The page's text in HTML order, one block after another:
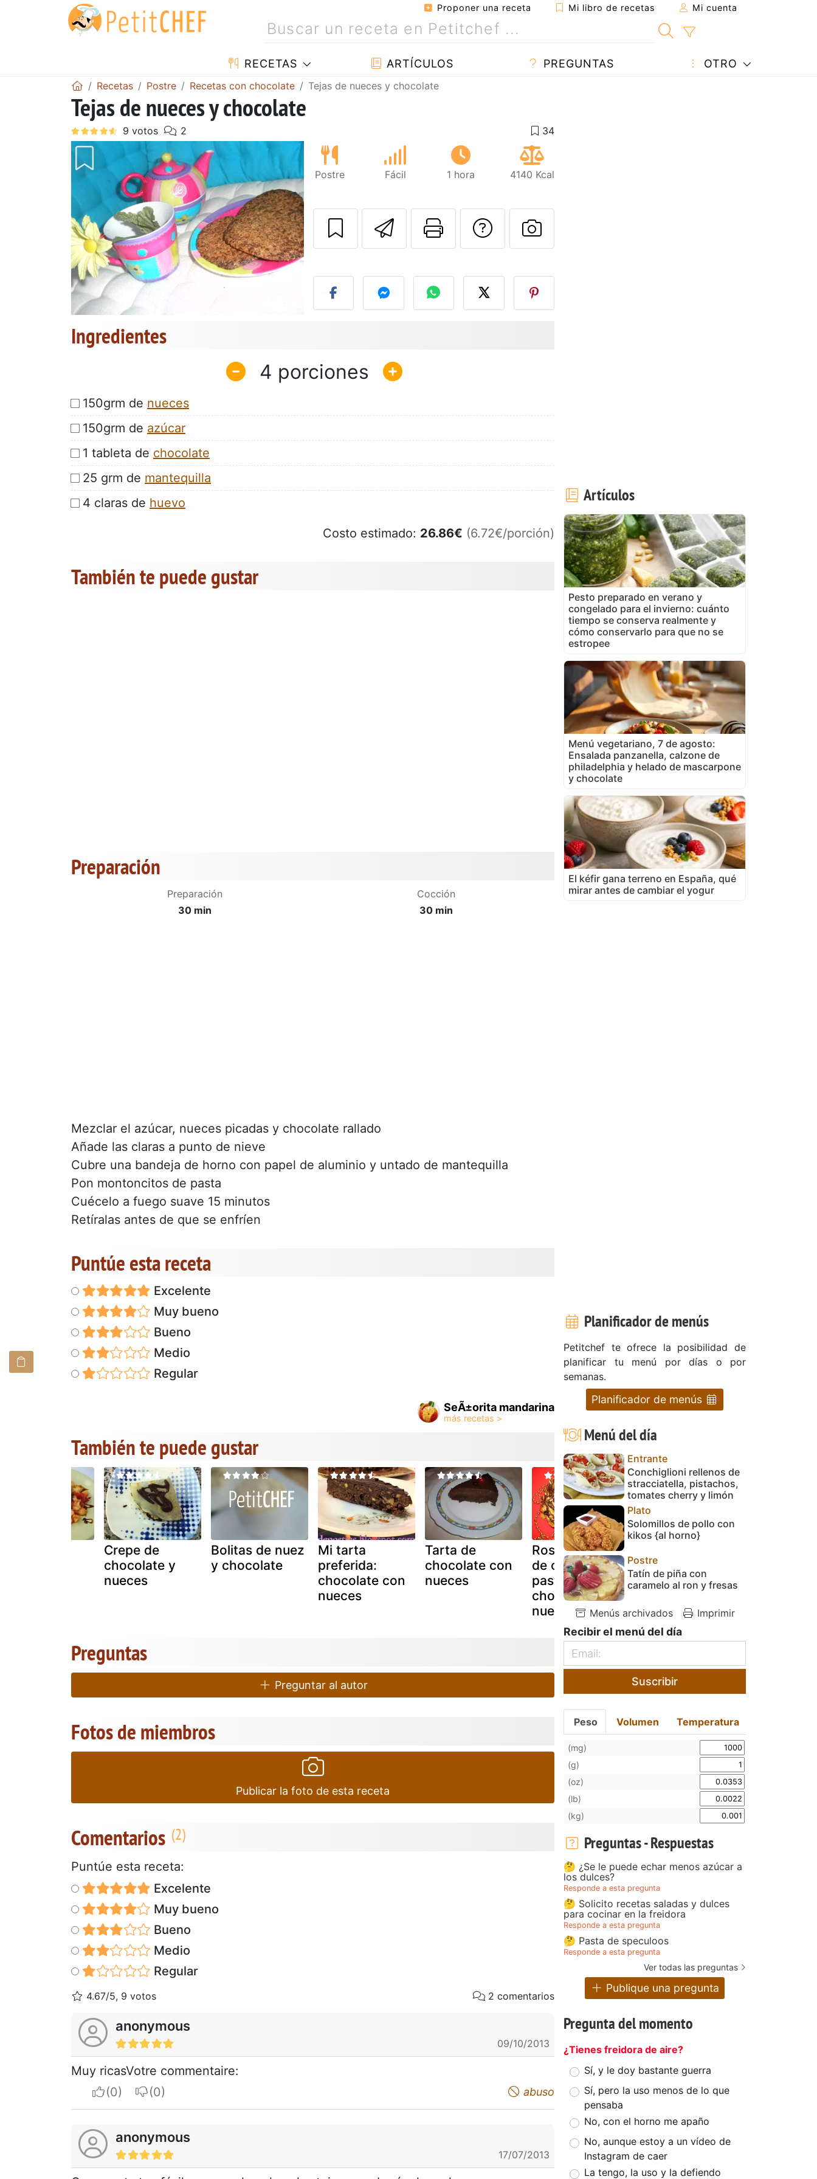
Proponer una receta Mi libro de recetas Mi cuenta
RECETAS ARTÍCULOS PREGUNTAS OTRO
Recetas Postre Recetas con chocolate Tejas de nueces y chocolate
Tejas de nueces y chocolate
Postre Fácil 1 hora 4140 Kcal
Enviar esta receta a un amigo
Imprimir esta página
Preguntar al autor
Publicar la foto de esta receta
Ingredientes
4
150grm de nueces
150grm de azúcar
1 tableta de chocolate
25 grm de mantequilla
4 claras de huevo
Costo estimado: 26.86€ (6.72€/porción)
También te puede gustar
Preparación
Preparación
30 min
Cocción
30 min
Mezclar el azúcar, nueces picadas y chocolate rallado
Añade las claras a punto de nieve
Cubre una bandeja de horno con papel de aluminio y untado de mantequilla
Pon montoncitos de pasta
Cuécelo a fuego suave 15 minutos
Retíralas antes de que se enfríen
Puntúe esta receta
Excelente
Muy bueno
Bueno
Medio
Regular
SeÃ±orita mandarina
También te puede gustar
Crepe de
chocolate y
nueces
Bolitas de nuez
y chocolate
Mi tarta
preferida:
chocolate con
nueces
Tarta de
chocolate con
nueces
Roscón relleno
de crema
pastelera,
chocolate y
nueces
nueces y
chocolate
Preguntas
Preguntar al autor
Fotos de miembros
Publicar la foto de esta receta
Comentarios
Puntúe esta receta:
Excelente
Muy bueno
Bueno
Medio
Regular
4.67/5, 9 votos 2 comentarios
anonymous
09/10/2013
Muy ricasVotre commentaire:
I apreciateI do not appreciate abuso
anonymous
17/07/2013
Artículos
Pesto preparado en verano y
congelado para el invierno: cuánto
tiempo se conserva realmente y
cómo conservarlo para que no se
estropee
Menú vegetariano, 7 de agosto:
Ensalada panzanella, calzone de
philadelphia y helado de mascarpone
y chocolate
El kéfir gana terreno en España, qué
mirar antes de cambiar el yogur
Planificador de menús
Petitchef te ofrece la posibilidad de
planificar tu menú por días o por
semanas.
Planificador de menús
Menú del día
Entrante
Conchiglioni rellenos de
stracciatella, pistachos,
tomates cherry y limón
Plato
Solomillos de pollo con
kikos {al horno}
Postre
Tatín de piña con
caramelo al ron y fresas
Menús archivados Imprimir
Recibir el menú del día
Suscribir
Peso Volumen Temperatura
(mg)
(g)
(oz)
(lb)
(kg)
Preguntas - Respuestas
🤔 ¿Se le puede echar menos azúcar a
los dulces?
Responde a esta pregunta
🤔 Solicito recetas saladas y dulces
para cocinar en la freidora
Responde a esta pregunta
🤔 Pasta de speculoos
Responde a esta pregunta
Ver todas las preguntas
Publique una pregunta
Pregunta del momento
¿Tienes freidora de aire?
Sí, y le doy bastante guerra
Sí, pero la uso menos de lo que
pensaba
No, con el horno me apaño
No, aunque estoy a un vídeo de
Instagram de caer
La tengo, la uso y la defiendo